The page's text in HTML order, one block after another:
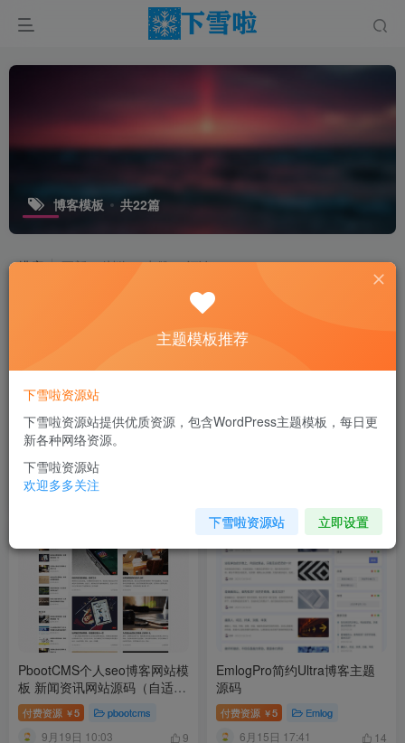
博客模板 共22篇
排序 更新 浏览 点赞 评论
仿屌丝网LIUI-One主题源码
WordPress焕新版模板博客网
站源码
付费资源 ￥ 2
3月16日 09:15
Typecho主题 – ShuFeiCat博
PbootCMS个人seo博客网站模
板 新闻资讯网站源码（自适应
手机端）
付费资源 ￥5 pbootcms
9月19日 10:03 9
EmlogPro简约Ultra博客主题
源码
付费资源 ￥5 Emlog
6月15日 17:41 14
主题模板推荐
下雪啦资源站
下雪啦资源站提供优质资源，包含WordPress主题模板，每日更
新各种网络资源。
下雪啦资源站
欢迎多多关注
下雪啦资源站 立即设置